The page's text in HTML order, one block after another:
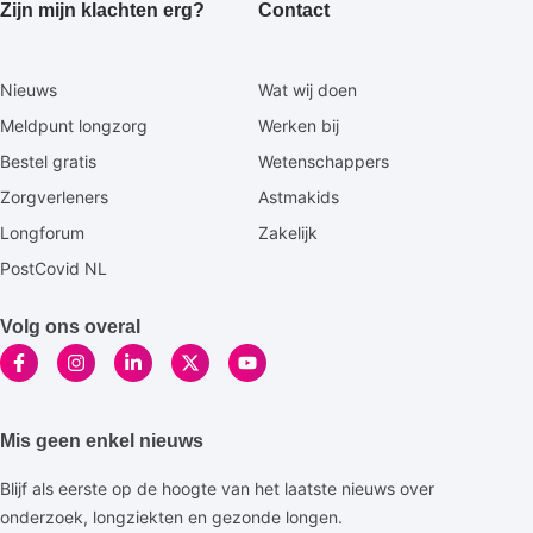
Zijn mijn klachten erg? Contact
Secundaire
Nieuws
Wat wij doen
Meldpunt longzorg
Werken bij
Bestel gratis
Wetenschappers
Zorgverleners
Astmakids
Longforum
Zakelijk
PostCovid NL
Volg ons overal
Mis geen enkel nieuws
Blijf als eerste op de hoogte van het laatste nieuws over
onderzoek, longziekten en gezonde longen.